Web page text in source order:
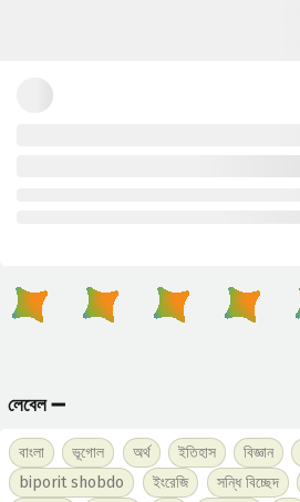
লেবেল ➖
বাংলা ভূগোল অর্থ ইতিহাস বিজ্ঞান
biporit shobdo
ইংরেজি সন্ধি বিচ্ছেদ